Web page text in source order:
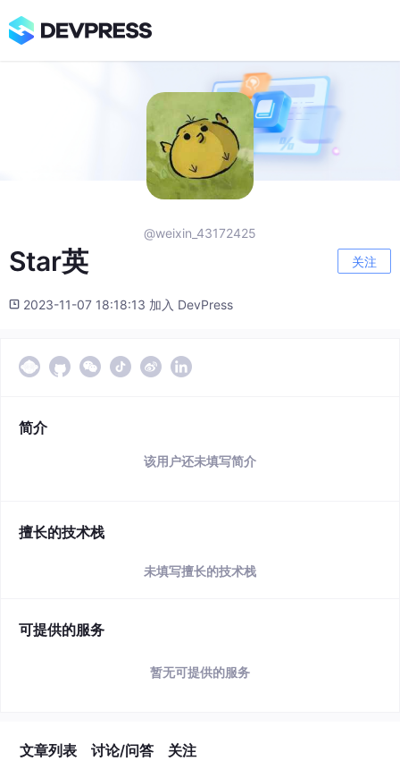
@weixin_43172425
Star英 关注
2023-11-07 18:18:13 加入 DevPress
简介
该用户还未填写简介
擅长的技术栈
未填写擅长的技术栈
可提供的服务
暂无可提供的服务
文章列表 讨论/问答 关注